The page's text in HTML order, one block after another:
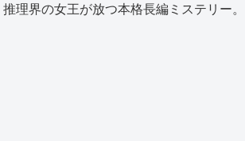
理界の女王が放つ本格長編ミステリー。